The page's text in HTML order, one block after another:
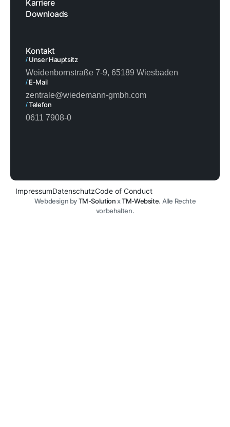
Karriere
Downloads
Kontakt
/Unser Hauptsitz
Weidenbornstraße 7-9, 65189 Wiesbaden
/E-Mail
zentrale@wiedemann-gmbh.com
/Telefon
0611 7908-0
ImpressumDatenschutzCode of Conduct
Webdesign byTM-SolutionxTM-Website. Alle Rechte
vorbehalten.